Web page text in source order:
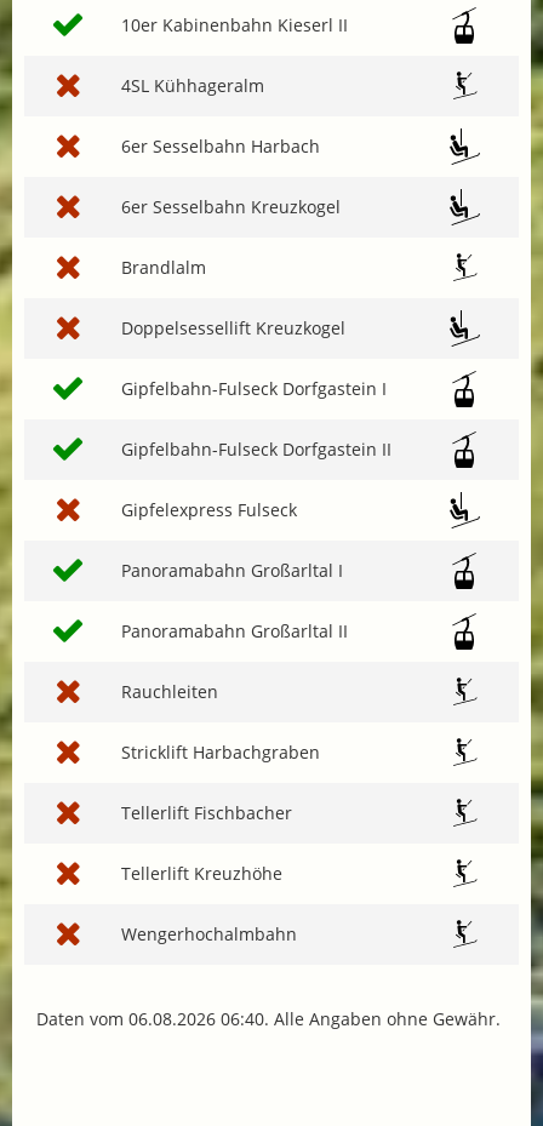
10er Kabinenbahn Kieserl II
4SL Kühhageralm
6er Sesselbahn Harbach
6er Sesselbahn Kreuzkogel
Brandlalm
Doppelsessellift Kreuzkogel
Gipfelbahn-Fulseck Dorfgastein I
Gipfelbahn-Fulseck Dorfgastein II
Gipfelexpress Fulseck
Panoramabahn Großarltal I
Panoramabahn Großarltal II
Rauchleiten
Stricklift Harbachgraben
Tellerlift Fischbacher
Tellerlift Kreuzhöhe
Wengerhochalmbahn
Daten vom 06.08.2026 06:40. Alle Angaben ohne Gewähr.